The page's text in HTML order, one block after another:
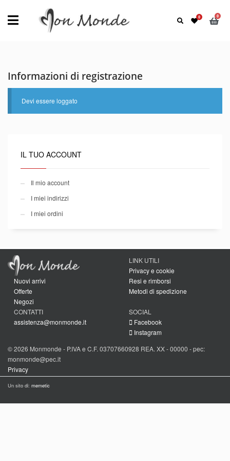
Informazioni di registrazione
Devi essere loggato
IL TUO ACCOUNT
Il mio account
I miei indirizzi
I miei ordini
Nuovi arrivi
Offerte
Negozi
LINK UTILI
Privacy e cookie
Resi e rimborsi
Metodi di spedizione
CONTATTI
assistenza@monmonde.it
SOCIAL
Facebook
Instagram
© 2026 Monmonde - P.IVA e C.F. 03707660928 REA. XX - 00000 - pec:
monmonde@pec.it
Privacy
Un sito di: memetic